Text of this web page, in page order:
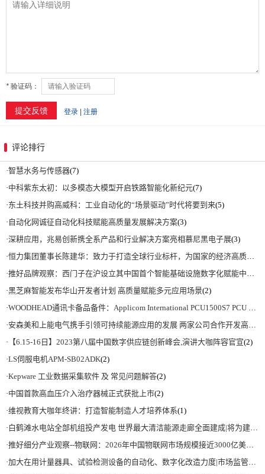
评论排行
·智慧水务与传感器(7)
·中科紫东太初：以多模态大模型开启铁路智能化新纪元(7)
·东土科技并购高威科：工业自动化的“场景驱动”时代将要到来(5)
· 自动化网诚征自动化科技赋能高质量发展解决方案(3)
·深耕应用，兆易创新携全系产品和行业解决方案亮相慕尼黑电子展(3)
·恒力集团董事长陈建华：致力于打造全球行业标杆，为国家的经济高质量发展贡献更大力量|上海电气集团党委书记、董事长吴磊来访
·推好品牌观察：西门子在沪设立其中国首个智能基础设施数字化赋能中心
·黑芝麻智能发布华山开发者计划 高质量赋能多元应用场景(2)
·WOODHEAD通讯卡备品备件：Applicom International PCU1500S7 PCU 1500 S7 V4.5.0
·安森美和上能电气携手引领可持续能源应用的发展 两家公司合作开发高性能储能和太阳能组串式逆变器方案 以实现可持续的未来
· 【6.15-16日】2023第八届中国数字供应链创新峰会,演讲大咖阵容官宣(2)
·LS伺服电机APM-SB02ADK(2)
·Kepware 工业数据采集软件 及 常见问题解答(2)
·中国首款高血压介入治疗器械正式获批上市(2)
·维视教育大咖年终讲：打造智能制造人才培养体系(1)
·白鹤滩水电站全部机组投产发电 世界最大清洁能源走廊全面建成|将为建设新型能源体系、保障国家能源安全、实现“双碳”目标提供有力支撑
·推好细分产业观察--物联网：2026年中国物联网市场规模接近3000亿美元 智慧工厂、智慧城市、智慧电网等将占60%以上
·加大在用计量器具、试验检测设备的自动化、数字化改造力度|市场监管总局 工业和信息化部 关于促进企业计量能力提升的指导意见